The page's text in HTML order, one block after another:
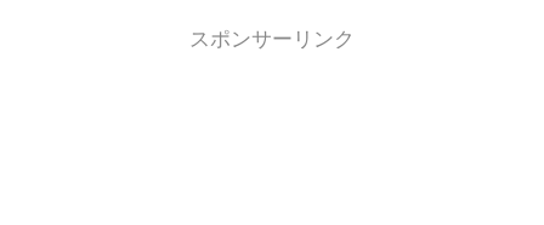
スポンサーリンク